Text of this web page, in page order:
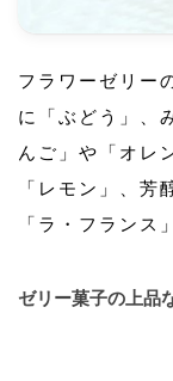
フラワーゼリー
に「ぶどう」、
んご」や「オレ
「レモン」、芳
「ラ・フランス
ゼリー菓子の上品